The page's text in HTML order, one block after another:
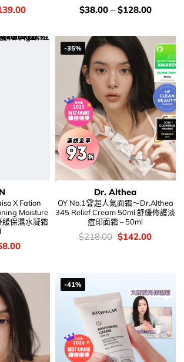
Current
$139.00.
價
錢：
$38.00– $128.00
X Fation
Moisture
保濕水凝霜
Current
$58.00.
-35%
Dr. Althea
OY No.1🏆超人氣面霜～Dr.Althea
345 Relief Cream 50ml 舒緩修護淡
痘印面霜 – 50ml
價
$218.00 Original
$142.00Current
-41%